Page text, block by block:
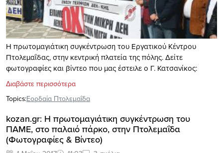
Η πρωτομαγιάτικη συγκέντρωση του Εργατικού Κέντρου
Πτολεμαΐδας, στην κεντρική πλατεία της πόλης. Δείτε
φωτογραφίες και βίντεο που μας έστειλε ο Γ. Κατσανίκος:
Διαβάστε περισσότερα
Topics:Εορδαία Πτολεμαΐδα
kozan.gr: Η πρωτομαγιάτικη συγκέντρωση του
ΠΑΜΕ, στο παλαιό πάρκο, στην Πτολεμαΐδα
(Φωτογραφίες & Βίντεο)